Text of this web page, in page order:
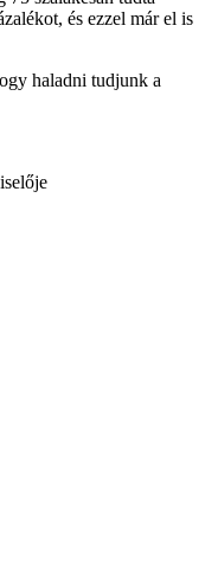
és ezzel már el is
haladni tudjunk a